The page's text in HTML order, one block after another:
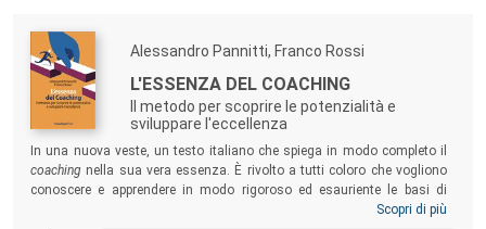
Alessandro Pannitti, Franco Rossi
L'ESSENZA DEL COACHING
Il metodo per scoprire le potenzialità e
sviluppare l'eccellenza
In una nuova veste, un testo italiano che spiega in modo completo il
coaching nella sua vera essenza. È rivolto a tutti coloro che vogliono
conoscere e apprendere in modo rigoroso ed esauriente le basi di
questa affascinante disciplina, che mira allo sviluppo dell’eccellenza
Scopri di più